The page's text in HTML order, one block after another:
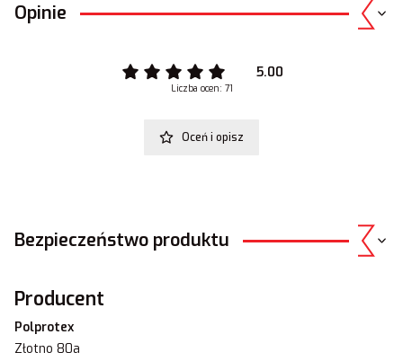
Opinie
5.00
Liczba ocen: 71
Oceń i opisz
Bezpieczeństwo produktu
Producent
Polprotex
Złotno 80a